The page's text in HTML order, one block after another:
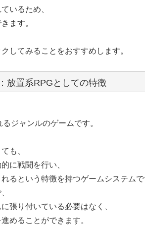
いるため、
ます。
してみることをおすすめします。
放置系RPGとしての特徴
るジャンルのゲームです。
も、
に戦闘を行い、
るという特徴を持つゲームシステムで
張り付いている必要はなく、
めることができます。